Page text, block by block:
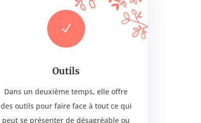
N
Outils
Dans un deuxième temps, elle offre
des outils pour faire face à tout ce qui
peut se présenter de désagréable ou